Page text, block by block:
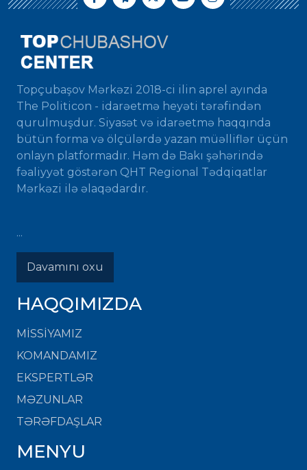
Topçubaşov Mərkəzi 2018-ci ilin aprel ayında
The Politicon - idarəetmə heyəti tərəfindən
qurulmuşdur. Siyasət və idarəetmə haqqında
bütün forma və ölçülərdə yazan müəlliflər üçün
onlayn platformadır. Həm də Bakı şəhərində
fəaliyyət göstərən QHT Regional Tədqiqatlar
Mərkəzi ilə əlaqədardır.
...
Davamını oxu
HAQQIMIZDA
MISSIYAMIZ
KOMANDAMIZ
EKSPERTLƏR
MƏZUNLAR
TƏRƏFDAŞLAR
MENYU